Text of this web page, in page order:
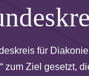
für
zum Ziel gesetzt,